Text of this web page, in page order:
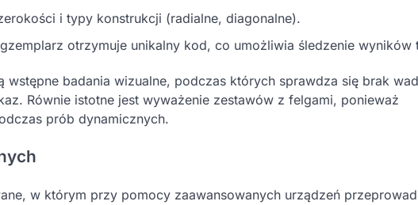
i typy konstrukcji (radialne, diagonalne).
otrzymuje unikalny kod, co umożliwia śledzenie wyników
wstępne badania wizualne, podczas których sprawdza się brak wad
Równie istotne jest wyważenie zestawów z felgami, ponieważ
prób dynamicznych.
w którym przy pomocy zaawansowanych urządzeń